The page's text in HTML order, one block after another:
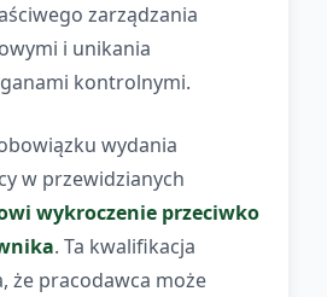
zarządzania
i unikania
kontrolnymi.
wydania
w przewidzianych
wykroczenie przeciwko
. Ta kwalifikacja
że pracodawca może